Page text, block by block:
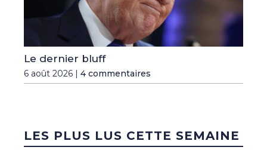
Le dernier bluff
6 août 2026 | 4 commentaires
LES PLUS LUS CETTE SEMAINE